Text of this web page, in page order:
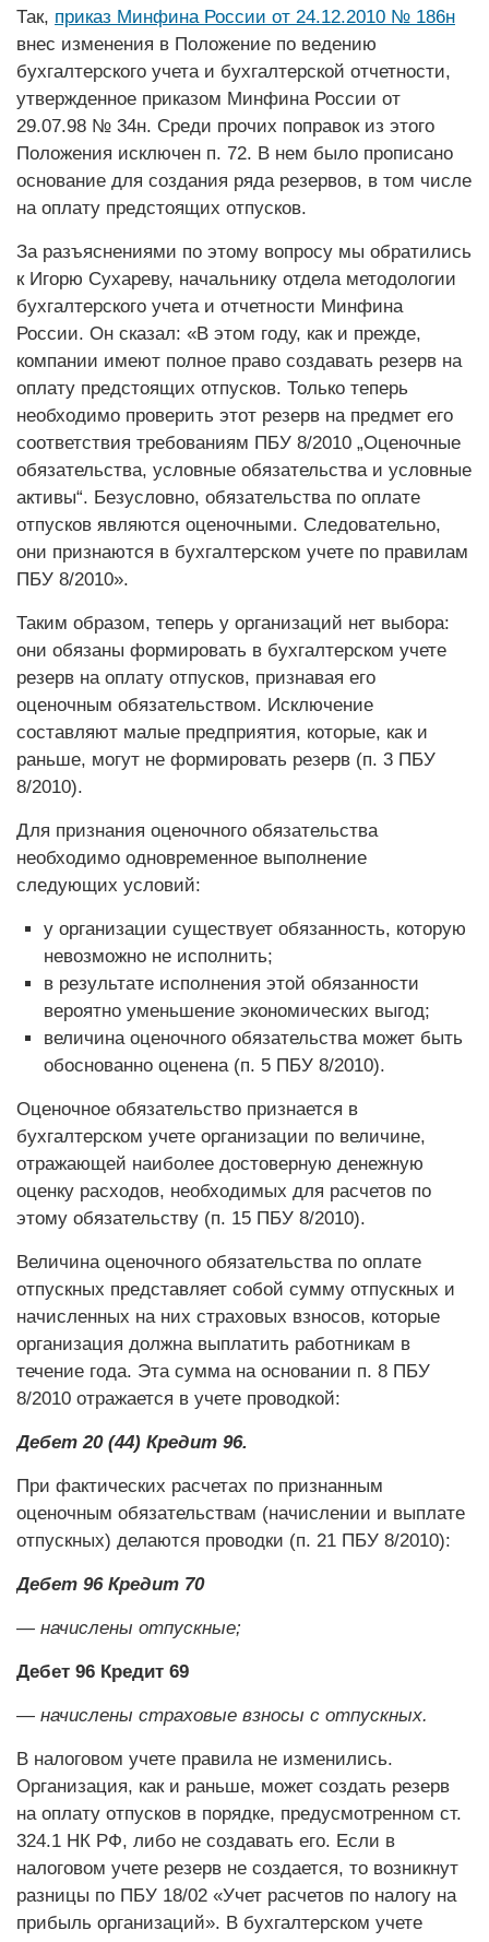
Так, приказ Минфина России от 24.12.2010 № 186н
внес изменения в Положение по ведению
бухгалтерского учета и бухгалтерской отчетности,
утвержденное приказом Минфина России от
29.07.98 № 34н. Среди прочих поправок из этого
Положения исключен п. 72. В нем было прописано
основание для создания ряда резервов, в том числе
на оплату предстоящих отпусков.
За разъяснениями по этому вопросу мы обратились
к Игорю Сухареву, начальнику отдела методологии
бухгалтерского учета и отчетности Минфина
России. Он сказал: «В этом году, как и прежде,
компании имеют полное право создавать резерв на
оплату предстоящих отпусков. Только теперь
необходимо проверить этот резерв на предмет его
соответствия требованиям ПБУ 8/2010 „Оценочные
обязательства, условные обязательства и условные
активы“. Безусловно, обязательства по оплате
отпусков являются оценочными. Следовательно,
они признаются в бухгалтерском учете по правилам
ПБУ 8/2010».
Таким образом, теперь у организаций нет выбора:
они обязаны формировать в бухгалтерском учете
резерв на оплату отпусков, признавая его
оценочным обязательством. Исключение
составляют малые предприятия, которые, как и
раньше, могут не формировать резерв (п. 3 ПБУ
8/2010).
Для признания оценочного обязательства
необходимо одновременное выполнение
следующих условий:
у организации существует обязанность, которую
невозможно не исполнить;
в результате исполнения этой обязанности
вероятно уменьшение экономических выгод;
величина оценочного обязательства может быть
обоснованно оценена (п. 5 ПБУ 8/2010).
Оценочное обязательство признается в
бухгалтерском учете организации по величине,
отражающей наиболее достоверную денежную
оценку расходов, необходимых для расчетов по
этому обязательству (п. 15 ПБУ 8/2010).
Величина оценочного обязательства по оплате
отпускных представляет собой сумму отпускных и
начисленных на них страховых взносов, которые
организация должна выплатить работникам в
течение года. Эта сумма на основании п. 8 ПБУ
8/2010 отражается в учете проводкой:
Дебет 20 (44) Кредит 96.
При фактических расчетах по признанным
оценочным обязательствам (начислении и выплате
отпускных) делаются проводки (п. 21 ПБУ 8/2010):
Дебет 96 Кредит 70
— начислены отпускные;
Дебет 96 Кредит 69
— начислены страховые взносы с отпускных.
В налоговом учете правила не изменились.
Организация, как и раньше, может создать резерв
на оплату отпусков в порядке, предусмотренном ст.
324.1 НК РФ, либо не создавать его. Если в
налоговом учете резерв не создается, то возникнут
разницы по ПБУ 18/02 «Учет расчетов по налогу на
прибыль организаций». В бухгалтерском учете